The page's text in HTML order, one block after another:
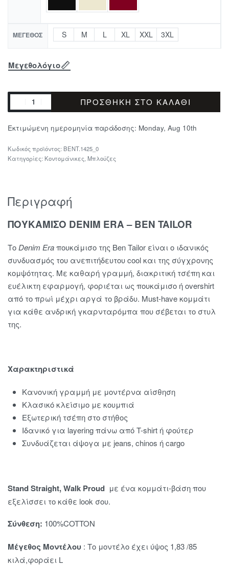
ΜΈΓΕΘΟΣ S M L XL XXL 3XL
Μεγεθολόγιο
ΠΡΟΣΘΉΚΗ ΣΤΟ ΚΑΛΆΘΙ
Εκτιμώμενη ημερομηνία παράδοσης: Monday, Aug 10th
BENT.1425_0
Κατηγορίες: Κοντομάνικες Μπλούζες
Περιγραφή
ΠΟΥΚΑΜΙΣΟ DENIM ERA – BEN TAILOR
Το Denim Eraπουκάμισο της Ben Tailor είναι ο ιδανικός
συνδυασμός του ανεπιτήδευτου cool και της σύγχρονης
κομψότητας. Με καθαρή γραμμή, διακριτική τσέπη και
ευέλικτη εφαρμογή, φοριέται ως πουκάμισο ή overshirt
από το πρωί μέχρι αργά το βράδυ. Must-have κομμάτι
για κάθε ανδρική γκαρνταρόμπα που σέβεται το στυλ
της.
Χαρακτηριστικά
Κανονική γραμμή με μοντέρνα αίσθηση
Κλασικό κλείσιμο με κουμπιά
Εξωτερική τσέπη στο στήθος
Ιδανικό για layering πάνω από T-shirt ή φούτερ
Συνδυάζεται άψογα με jeans, chinos ή cargo
Stand Straight, Walk Proud με ένα κομμάτι-βάση που
εξελίσσει το κάθε look σου.
Σύνθεση: 100%COTTON
Μέγεθος Μοντέλου : Το μοντέλο έχει ύψος 1,83 /85
κιλά,φοράει L